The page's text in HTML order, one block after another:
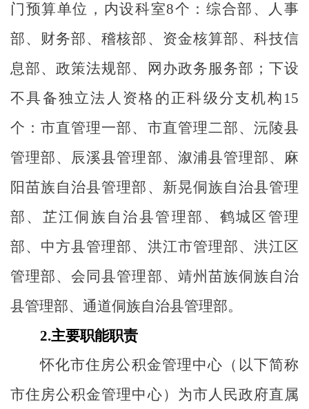
门预算单位，内设科室8个：综合部、人事
部、财务部、稽核部、资金核算部、科技信
息部、政策法规部、网办政务服务部；下设
不具备独立法人资格的正科级分支机构 15
个：市直管理一部、市直管理二部、沅陵县
管理部、辰溪县管理部、溆浦县管理部、麻
阳苗族自治县管理部、新晃侗族自治县管理
部、芷江侗族自治县管理部、鹤城区管理
部、中方县管理部、洪江市管理部、洪江区
管理部、会同县管理部、靖州苗族侗族自治
县管理部、通道侗族自治县管理部。
2.主要职能职责
怀化市住房公积金管理中心（以下简称
市住房公积金管理中心）为市人民政府直属